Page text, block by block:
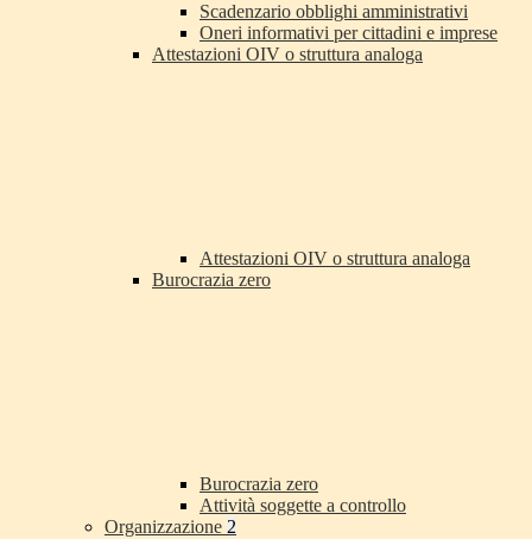
Scadenzario obblighi amministrativi
Oneri informativi per cittadini e imprese
Attestazioni OIV o struttura analoga
Attestazioni OIV o struttura analoga
Burocrazia zero
Burocrazia zero
Attività soggette a controllo
Organizzazione 2